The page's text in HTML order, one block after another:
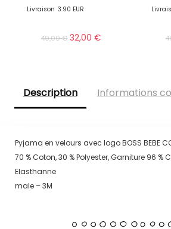
Livraison 3.90 EUR
49,00€ 32,00€
Description Informations
Pyjama en velours avec logo BOSS BEBE
70 % Coton, 30 % Polyester, Garniture 96 %
Elasthanne
male – 3M